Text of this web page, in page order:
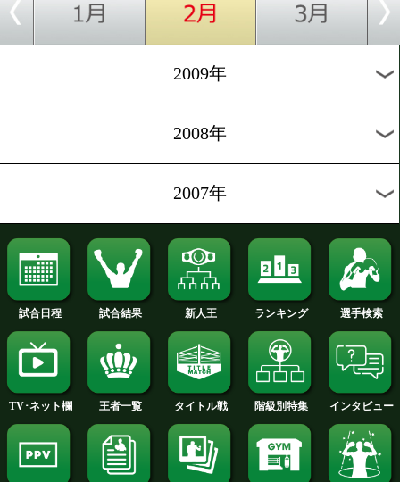
2018年
2017年
2015年
2014年
2013年
2012年